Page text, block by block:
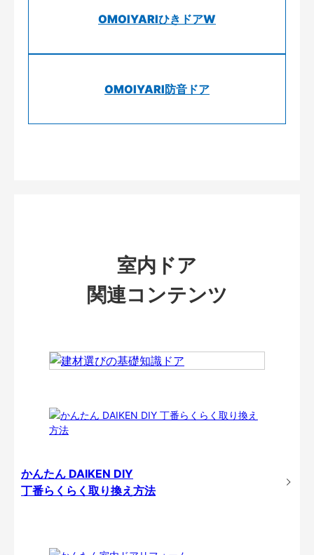
OMOIYARIひきドアW
OMOIYARI防音ドア
室内ドア
関連コンテンツ
かんたん DAIKEN DIY
丁番らくらく取り換え方法